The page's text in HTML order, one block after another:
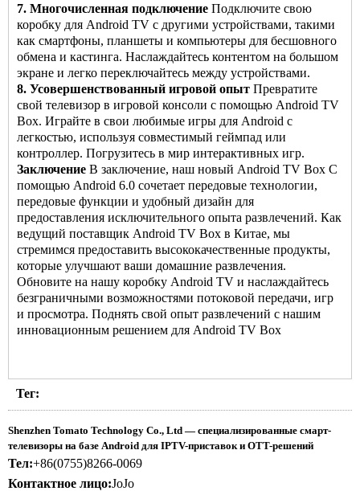
7. Многочисленная подключение Подключите свою
коробку для Android TV с другими устройствами, такими
как смартфоны, планшеты и компьютеры для бесшовного
обмена и кастинга. Наслаждайтесь контентом на большом
экране и легко переключайтесь между устройствами.
8. Усовершенствованный игровой опыт Превратите
свой телевизор в игровой консоли с помощью Android TV
Box. Играйте в свои любимые игры для Android с
легкостью, используя совместимый геймпад или
контроллер. Погрузитесь в мир интерактивных игр.
Заключение В заключение, наш новый Android TV Box С
помощью Android 6.0 сочетает передовые технологии,
передовые функции и удобный дизайн для
предоставления исключительного опыта развлечений. Как
ведущий поставщик Android TV Box в Китае, мы
стремимся предоставить высококачественные продукты,
которые улучшают ваши домашние развлечения.
Обновите на нашу коробку Android TV и наслаждайтесь
безграничными возможностями потоковой передачи, игр
и просмотра. Поднять свой опыт развлечений с нашим
инновационным решением для Android TV Box
Тег:
Shenzhen Tomato Technology Co., Ltd — специализированные смарт-
телевизоры на базе Android для IPTV-приставок и OTT-решений
Тел:+86(0755)8266-0069
Контактное лицо:JoJo